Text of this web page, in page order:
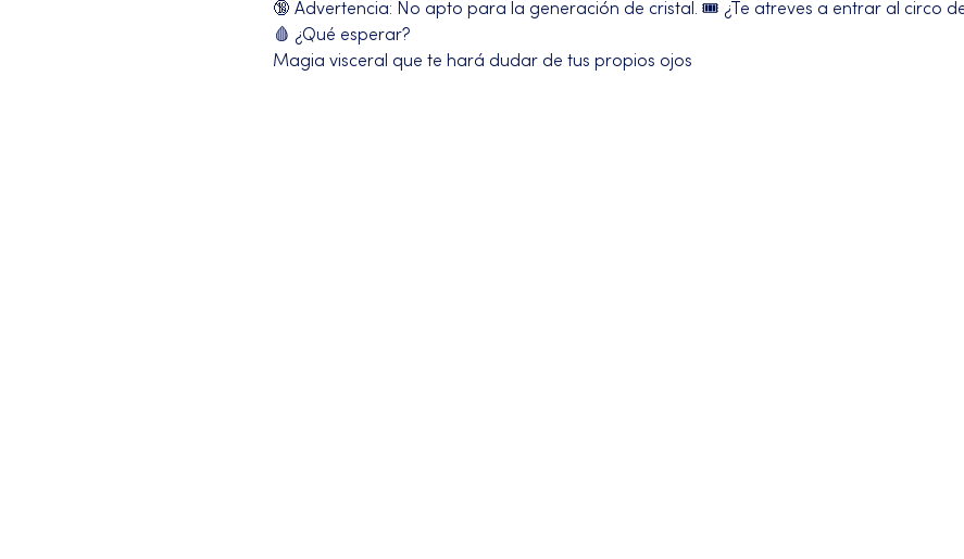
🔞 Advertencia: No apto para la generación de cristal. 🎟️ ¿Te atreves a entrar al circo
🩸 ¿Qué esperar?
Magia visceral que te hará dudar de tus propios ojos